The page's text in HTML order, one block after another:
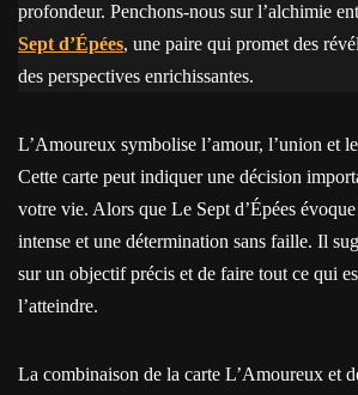
profondeur. Penchons-nous sur l’alchimie
Sept d’Épées, une paire qui promet des
des perspectives enrichissantes.
L’Amoureux symbolise l’amour, l’union et
Cette carte peut indiquer une décision
votre vie. Alors que Le Sept d’Épées
intense et une détermination sans faille. Il
sur un objectif précis et de faire tout ce qui
l’atteindre.
La combinaison de la carte L’Amoureux et